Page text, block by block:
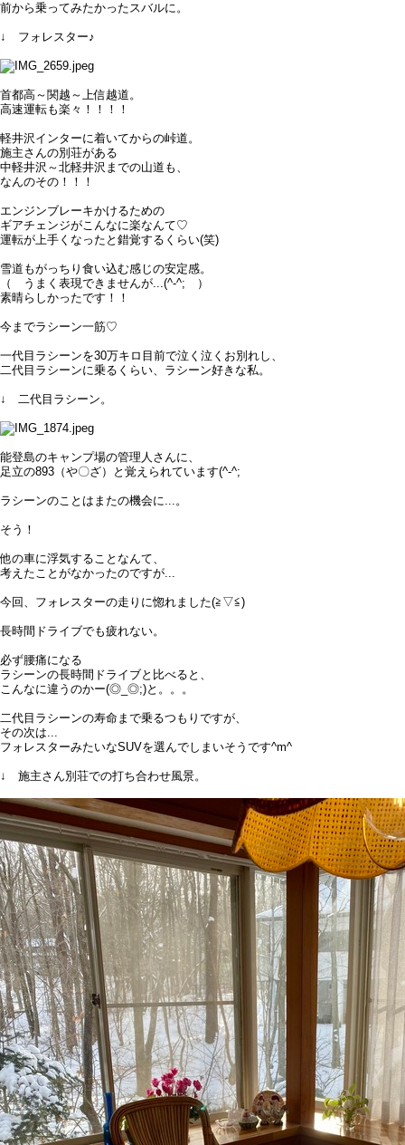
前から乗ってみたかったスバルに。
↓ フォレスター♪
首都高～関越～上信越道。
高速運転も楽々！！！！
軽井沢インターに着いてからの峠道。
施主さんの別荘がある
中軽井沢～北軽井沢までの山道も、
なんのその！！！
エンジンブレーキかけるための
ギアチェンジがこんなに楽なんて♡
運転が上手くなったと錯覚するくらい(笑)
雪道もがっちり食い込む感じの安定感。
（ うまく表現できませんが...(^-^; ）
素晴らしかったです！！
今までラシーン一筋♡
一代目ラシーンを30万キロ目前で泣く泣くお別れし、
二代目ラシーンに乗るくらい、ラシーン好きな私。
↓ 二代目ラシーン。
能登島のキャンプ場の管理人さんに、
足立の893（や〇ざ）と覚えられています(^-^;
ラシーンのことはまたの機会に...。
そう！
他の車に浮気することなんて、
考えたことがなかったのですが...
今回、フォレスターの走りに惚れました(≧▽≦)
長時間ドライブでも疲れない。
必ず腰痛になる
ラシーンの長時間ドライブと比べると、
こんなに違うのかー(◎_◎;)と。。。
二代目ラシーンの寿命まで乗るつもりですが、
その次は...
フォレスターみたいなSUVを選んでしまいそうです^m^
↓ 施主さん別荘での打ち合わせ風景。